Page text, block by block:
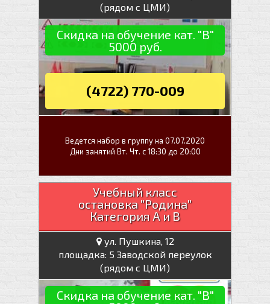
(рядом с ЦМИ)
Скидка на обучение кат. "В"
5000 руб.
(4722) 770-009
Ведется набор в группу на 07.07.2020
Дни занятий Вт. Чт. с 18:30 до 20:00
Учебный класс
остановка "Родина"
Категория А и В
ул. Пушкина, 12
площадка: 5 Заводской переулок
(рядом с ЦМИ)
Скидка на обучение кат. "В"